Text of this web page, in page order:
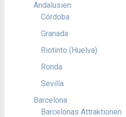
Andalusien
Córdoba
Granada
Riotinto (Huelva)
Ronda
Sevilla
Barcelona
Barcelonas Attraktionen